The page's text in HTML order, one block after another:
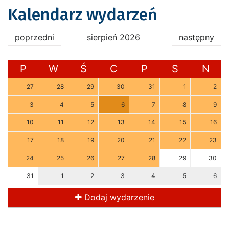
Kalendarz wydarzeń
poprzedni sierpień 2026 następny
P W Ś C P S N
27 28 29 30 31 1 2
3 4 5 6 7 8 9
10 11 12 13 14 15 16
17 18 19 20 21 22 23
24 25 26 27 28 29 30
31 1 2 3 4 5 6
Dodaj wydarzenie